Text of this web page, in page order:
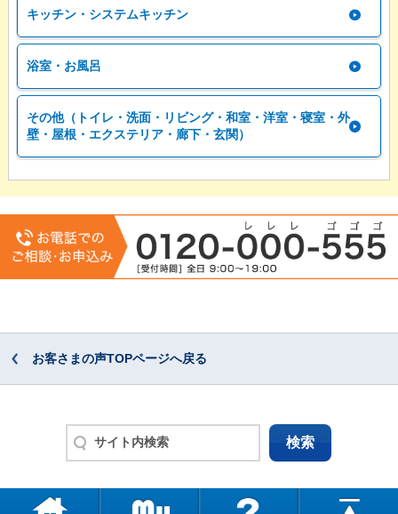
キッチン・システムキッチン
浴室・お風呂
その他（トイレ・洗面・リビング・和室・洋室・寝室・外
壁・屋根・エクステリア・廊下・玄関）
お客さまの声TOPページへ戻る